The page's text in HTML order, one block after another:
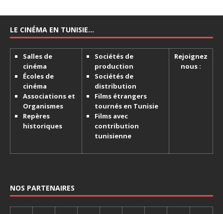
LE CINÉMA EN TUNISIE…
Salles de
cinéma
Écoles de
cinéma
Associations et
Organismes
Repères
historiques
Sociétés de
production
Sociétés de
distribution
Films étrangers
tournés en Tunisie
Films avec
contribution
tunisienne
Rejoignez
nous :
NOS PARTENAIRES